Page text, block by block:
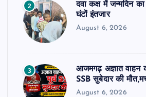
2
दवा कक्ष में जन्मदिन
घंटों इंतजार
August 6, 2026
3
आजमगढ़ अज्ञात वाहन
SSB सुबेदार की
August 6, 2026